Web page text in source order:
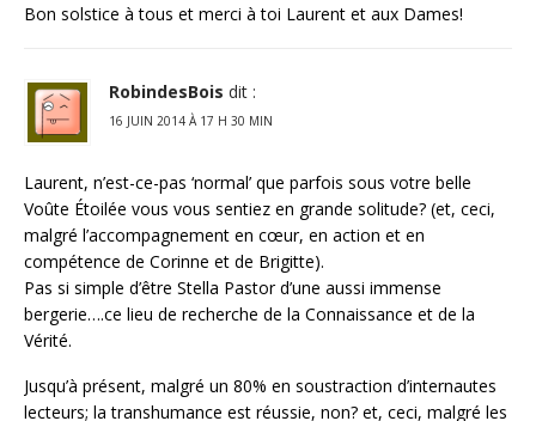
Bon solstice à tous et merci à toi Laurent et aux Dames!
RobindesBois dit :
16 JUIN 2014 À 17 H 30 MIN
Laurent, n’est-ce-pas ‘normal’ que parfois sous votre belle
Voûte Étoilée vous vous sentiez en grande solitude? (et, ceci,
malgré l’accompagnement en cœur, en action et en
compétence de Corinne et de Brigitte).
Pas si simple d’être Stella Pastor d’une aussi immense
bergerie….ce lieu de recherche de la Connaissance et de la
Vérité.
Jusqu’à présent, malgré un 80% en soustraction d’internautes
lecteurs; la transhumance est réussie, non? et, ceci, malgré les